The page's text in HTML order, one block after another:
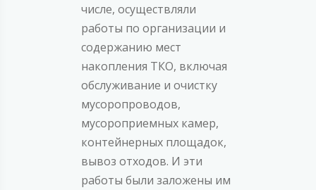
числе, осуществляли
работы по организации и
содержанию мест
накопления ТКО, включая
обслуживание и очистку
мусоропроводов,
мусороприемных камер,
контейнерных площадок,
вывоз отходов. И эти
работы были заложены им